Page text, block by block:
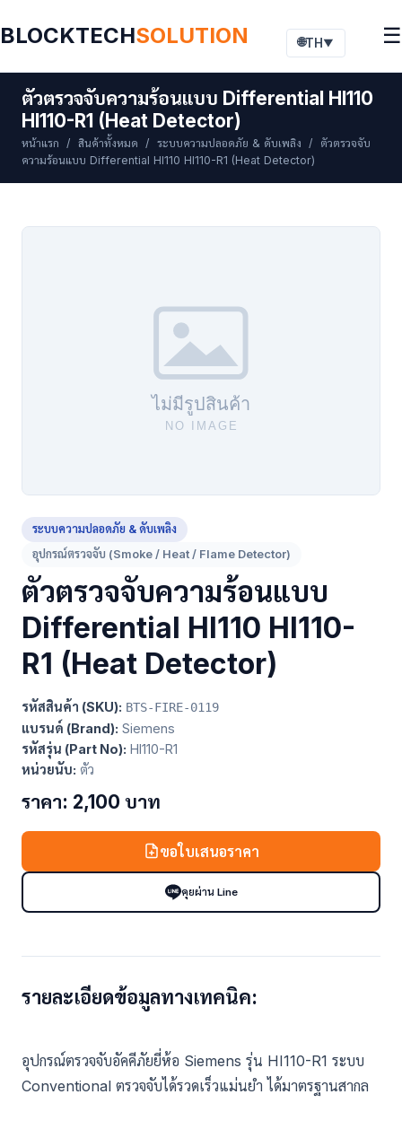
BLOCKTECHSOLUTION 🌐TH ▼ ☰
ตัวตรวจจับความร้อนแบบ Differential HI110
HI110-R1 (Heat Detector)
หน้าแรก / สินค้าทั้งหมด / ระบบความปลอดภัย & ดับเพลิง / ตัวตรวจจับ
ความร้อนแบบ Differential HI110 HI110-R1 (Heat Detector)
ระบบความปลอดภัย & ดับเพลิง
อุปกรณ์ตรวจจับ (Smoke / Heat / Flame Detector)
ตัวตรวจจับความร้อนแบบ
Differential HI110 HI110-
R1 (Heat Detector)
รหัสสินค้า (SKU): BTS-FIRE-0119
แบรนด์ (Brand): Siemens
รหัสรุ่น (Part No): HI110-R1
หน่วยนับ: ตัว
ราคา: 2,100 บาท
ขอใบเสนอราคา
คุยผ่าน Line
รายละเอียดข้อมูลทางเทคนิค:
อุปกรณ์ตรวจจับอัคคีภัยยี่ห้อ Siemens รุ่น HI110-R1 ระบบ